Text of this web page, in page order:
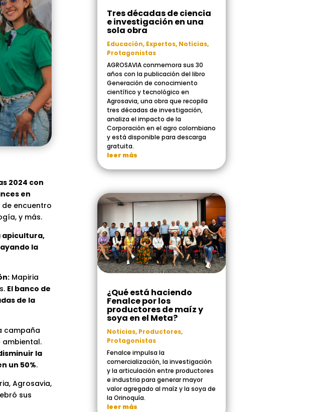
2024 con
en
encuentro
y más.
apicultura,
la
Mapiria
El banco de
de la
campaña
ambiental.
la
un 50%.
Agrosavia,
sus
Tres décadas de ciencia
e investigación en una
sola obra
Educación, Expertos, Noticias,
Protagonistas
AGROSAVIA conmemora sus 30
años con la publicación del libro
Generación de conocimiento
científico y tecnológico en
Agrosavia, una obra que recopila
tres décadas de investigación,
analiza el impacto de la
Corporación en el agro colombiano
y está disponible para descarga
gratuita.
leer más
¿Qué está haciendo
Fenalce por los
productores de maíz y
soya en el Meta?
Noticias, Productores,
Protagonistas
Fenalce impulsa la
comercialización, la investigación
y la articulación entre productores
e industria para generar mayor
valor agregado al maíz y la soya de
la Orinoquía.
leer más